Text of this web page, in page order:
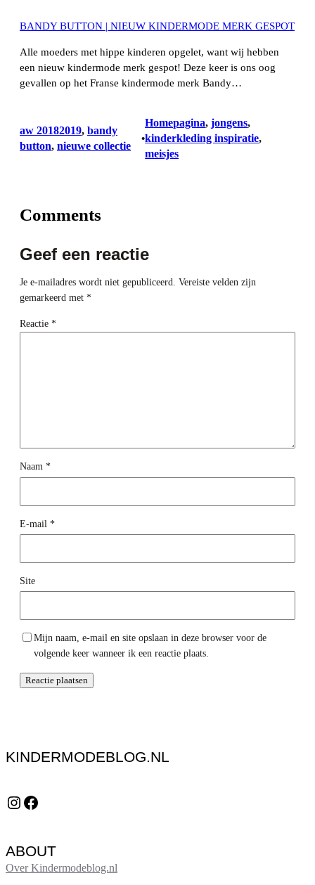
BANDY BUTTON | NIEUW KINDERMODE MERK GESPOT
Alle moeders met hippe kinderen opgelet, want wij hebben
een nieuw kindermode merk gespot! Deze keer is ons oog
gevallen op het Franse kindermode merk Bandy…
aw 20182019, bandy
button, nieuwe collectie
•
Homepagina, jongens
kinderkleding inspiratie
meisjes
Comments
Geef een reactie
Je e-mailadres wordt niet gepubliceerd. Vereiste velden zijn
gemarkeerd met *
Reactie *
Naam *
E-mail *
Site
Mijn naam, e-mail en site opslaan in deze browser voor de
volgende keer wanneer ik een reactie plaats.
KINDERMODEBLOG.NL
Instagram Facebook
ABOUT
Over Kindermodeblog.nl